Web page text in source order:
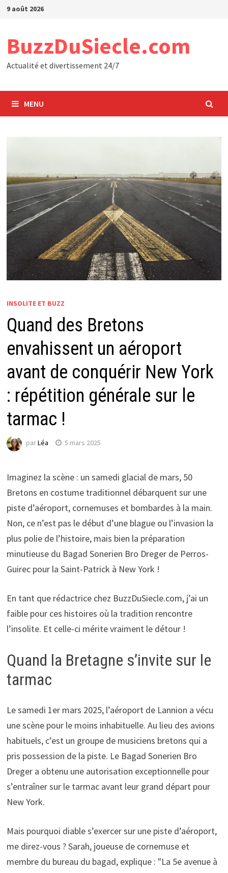
Passer
9 août 2026
BuzzDuSiecle.com
Actualité et divertissement 24/7
MENU
INSOLITE ET BUZZ
Quand des Bretons
envahissent un aéroport
avant de conquérir New York
: répétition générale sur le
tarmac !
parLéa 5 mars 2025
Imaginez la scène : un samedi glacial de mars, 50
Bretons en costume traditionnel débarquent sur une
piste d’aéroport, cornemuses et bombardes à la main.
Non, ce n’est pas le début d’une blague ou l’invasion la
plus polie de l’histoire, mais bien la préparation
minutieuse du Bagad Sonerien Bro Dreger de Perros-
Guirec pour la Saint-Patrick à New York !
En tant que rédactrice chez BuzzDuSiecle.com, j’ai un
faible pour ces histoires où la tradition rencontre
l’insolite. Et celle-ci mérite vraiment le détour !
Quand la Bretagne s’invite sur le
tarmac
Le samedi 1er mars 2025, l’aéroport de Lannion a vécu
une scène pour le moins inhabituelle. Au lieu des avions
habituels, c’est un groupe de musiciens bretons qui a
pris possession de la piste. Le Bagad Sonerien Bro
Dreger a obtenu une autorisation exceptionnelle pour
s’entraîner sur le tarmac avant leur grand départ pour
New York.
Mais pourquoi diable s’exercer sur une piste d’aéroport,
me direz-vous ? Sarah, joueuse de cornemuse et
membre du bureau du bagad, explique : "La 5e avenue à